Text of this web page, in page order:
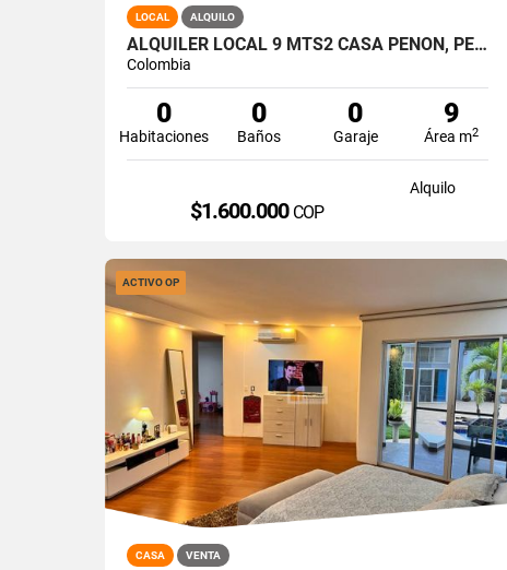
LOCAL ALQUILO
ALQUILER LOCAL 9 MTS2 CASA PEÑON, PEÑON OESTE DE CALI A-166
Colombia
0
Habitaciones
0
Baños
0
Garaje
9
Área m2
Alquilo
$1.600.000 COP
ACTIVO OP
CASA VENTA